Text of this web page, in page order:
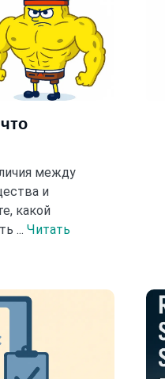
между
и
какой
...Читать